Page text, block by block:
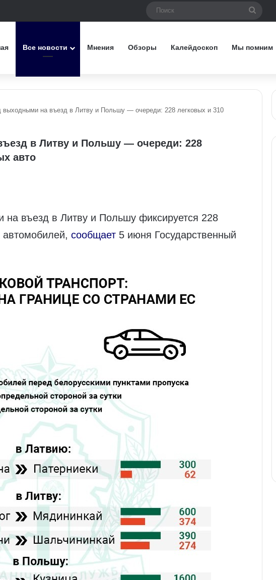
Все новости Мнения Обзоры Калейдоскоп Мы помним
выходными на въезд в Литву и Польшу — очереди: 228 легковых и 310
в Литву и Польшу — очереди: 228
авто
въезд в Литву и Польшу фиксируется 228
автомобилей, сообщает 5 июня Государственный